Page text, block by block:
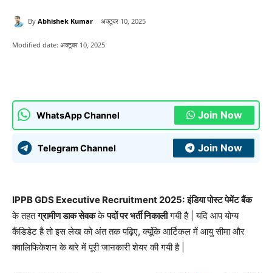
By Abhishek Kumar अक्टूबर 10, 2025
Modified date: अक्टूबर 10, 2025
WhatsApp Channel Join Now
Telegram Channel Join Now
IPPB GDS Executive Recruitment 2025: इंडिया पोस्ट पेमेंट बैंक
के तहतग्रामीण डाक सेवककेपदों पर भर्ती निकालीगयी है | यदि आप योग्य
कैंडिडेट है तो इस लेख को अंत तक पढ़िए, क्यूंकि आर्टिकल में आयु सीमा और
क्वालिफिकेशन के बारे में पूरी जानकारी शेयर की गयी है |